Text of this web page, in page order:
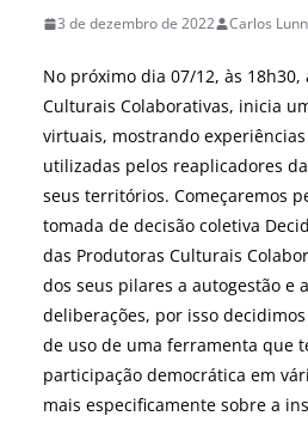
3 de dezembro de 2022 Carlos
No próximo dia 07/12, às 18h30,
Culturais Colaborativas, inicia
virtuais, mostrando
utilizadas pelos reaplicadores
seus territórios. Começaremos
tomada de decisão coletiva
das Produtoras Culturais
dos seus pilares a autogestão e
deliberações, por isso
de uso de uma ferramenta que
participação democrática em
mais especificamente sobre a